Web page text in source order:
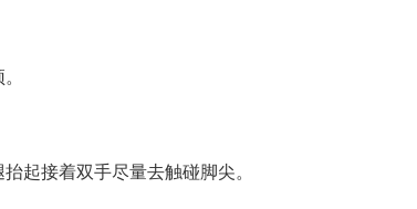
接着双手尽量去触碰脚尖。